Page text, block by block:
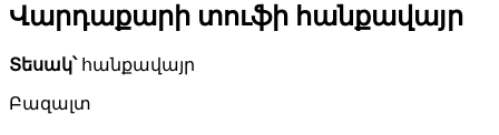
Վարդաքարի տուֆի հանքավայր
Տեսակ՝հանքավայր
Բազալտ